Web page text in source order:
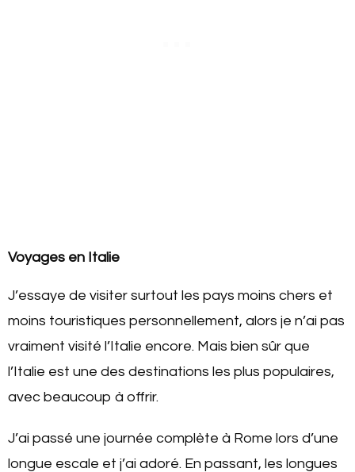
Voyages en Italie
J’essaye de visiter surtout les pays moins chers et
moins touristiques personnellement, alors je n’ai pas
vraiment visité l’Italie encore. Mais bien sûr que
l’Italie est une des destinations les plus populaires,
avec beaucoup à offrir.
J’ai passé une journée complète à Rome lors d’une
longue escale et j’ai adoré. En passant, les longues